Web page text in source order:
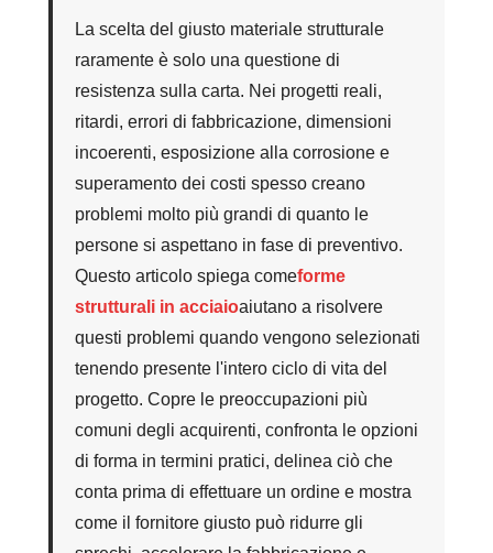
La scelta del giusto materiale strutturale
raramente è solo una questione di
resistenza sulla carta. Nei progetti reali,
ritardi, errori di fabbricazione, dimensioni
incoerenti, esposizione alla corrosione e
superamento dei costi spesso creano
problemi molto più grandi di quanto le
persone si aspettano in fase di preventivo.
Questo articolo spiega comeforme
strutturali in acciaioaiutano a risolvere
questi problemi quando vengono selezionati
tenendo presente l'intero ciclo di vita del
progetto. Copre le preoccupazioni più
comuni degli acquirenti, confronta le opzioni
di forma in termini pratici, delinea ciò che
conta prima di effettuare un ordine e mostra
come il fornitore giusto può ridurre gli